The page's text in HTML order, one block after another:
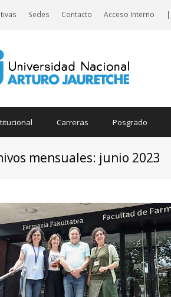
Sedes Contacto Acceso Interno |
Carreras Posgrado
mensuales: junio 2023